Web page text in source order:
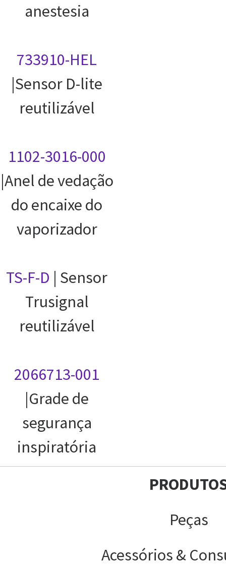
anestesia
733910-HEL
|Sensor D-lite
reutilizável
1102-3016-000
|Anel de vedação
do encaixe do
vaporizador
TS-F-D | Sensor
Trusignal
reutilizável
2066713-001
|Grade de
segurança
inspiratória
Peças
Acessórios &